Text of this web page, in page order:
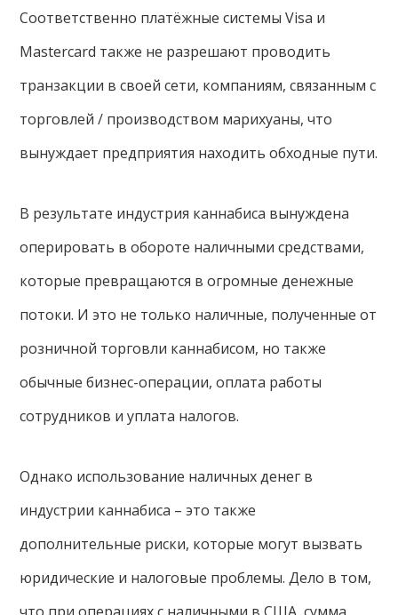
Соответственно платёжные системы Visa и
Mastercard также не разрешают проводить
транзакции в своей сети, компаниям, связанным с
торговлей / производством марихуаны, что
вынуждает предприятия находить обходные пути.
В результате индустрия каннабиса вынуждена
оперировать в обороте наличными средствами,
которые превращаются в огромные денежные
потоки. И это не только наличные, полученные от
розничной торговли каннабисом, но также
обычные бизнес-операции, оплата работы
сотрудников и уплата налогов.
Однако использование наличных денег в
индустрии каннабиса – это также
дополнительные риски, которые могут вызвать
юридические и налоговые проблемы. Дело в том,